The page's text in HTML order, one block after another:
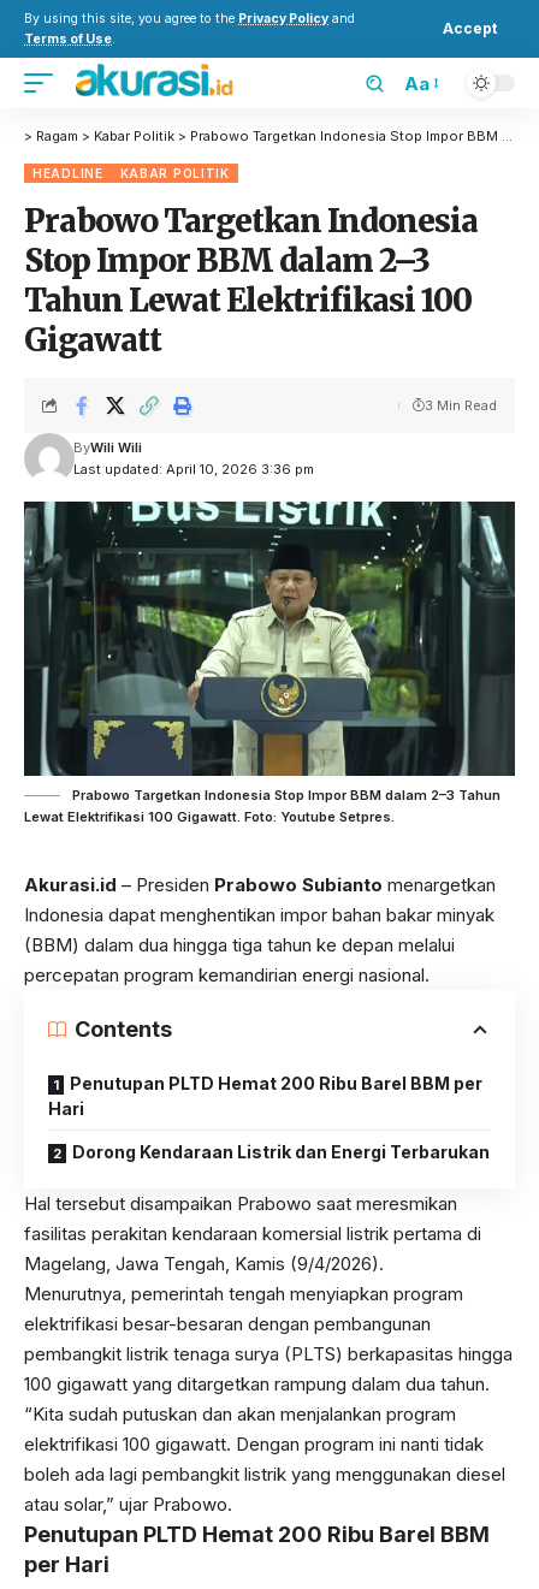
By using this site, you agree to the Privacy Policy and
Terms of Use.
Accept
Aa
> Ragam > Kabar Politik > Prabowo Targetkan Indonesia Stop Impor BBM dalam 2–3 Tahun Lewat Elektrifikasi 100 Gigawatt
HEADLINE KABAR POLITIK
Prabowo Targetkan Indonesia
Stop Impor BBM dalam 2–3
Tahun Lewat Elektrifikasi 100
Gigawatt
Last updated: April 10, 2026 3:36 pm
ByWili Wili
3 Min Read
Prabowo Targetkan Indonesia Stop Impor BBM dalam 2–3 Tahun
Lewat Elektrifikasi 100 Gigawatt. Foto: Youtube Setpres.
Akurasi.id – Presiden Prabowo Subianto menargetkan
Indonesia dapat menghentikan impor bahan bakar minyak
(BBM) dalam dua hingga tiga tahun ke depan melalui
percepatan program kemandirian energi nasional.
Contents
Penutupan PLTD Hemat 200 Ribu Barel BBM per
Hari
Dorong Kendaraan Listrik dan Energi Terbarukan
Hal tersebut disampaikan Prabowo saat meresmikan
fasilitas perakitan kendaraan komersial listrik pertama di
Magelang, Jawa Tengah, Kamis (9/4/2026).
Menurutnya, pemerintah tengah menyiapkan program
elektrifikasi besar-besaran dengan pembangunan
pembangkit listrik tenaga surya (PLTS) berkapasitas hingga
100 gigawatt yang ditargetkan rampung dalam dua tahun.
“Kita sudah putuskan dan akan menjalankan program
elektrifikasi 100 gigawatt. Dengan program ini nanti tidak
boleh ada lagi pembangkit listrik yang menggunakan diesel
atau solar,” ujar Prabowo.
Penutupan PLTD Hemat 200 Ribu Barel BBM
per Hari